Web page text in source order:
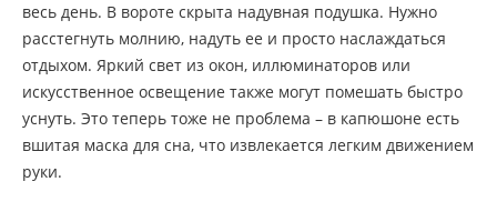
весь день. В вороте скрыта надувная подушка. Нужно
расстегнуть молнию, надуть ее и просто наслаждаться
отдыхом. Яркий свет из окон, иллюминаторов или
искусственное освещение также могут помешать быстро
уснуть. Это теперь тоже не проблема – в капюшоне есть
вшитая маска для сна, что извлекается легким движением
руки.